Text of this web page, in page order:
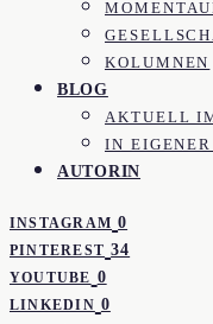
KOLUMNEN
BLOG
AKTUELL
IN
AUTORIN
INSTAGRAM 0
PINTEREST 34
YOUTUBE 0
LINKEDIN 0